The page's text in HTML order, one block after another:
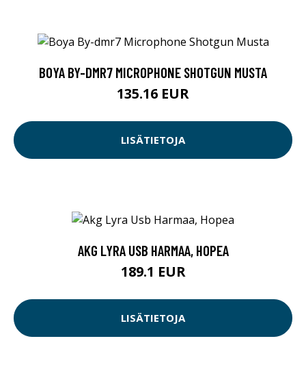
BOYA BY-DMR7 MICROPHONE SHOTGUN MUSTA
135.16 EUR
LISÄTIETOJA
AKG LYRA USB HARMAA, HOPEA
189.1 EUR
LISÄTIETOJA